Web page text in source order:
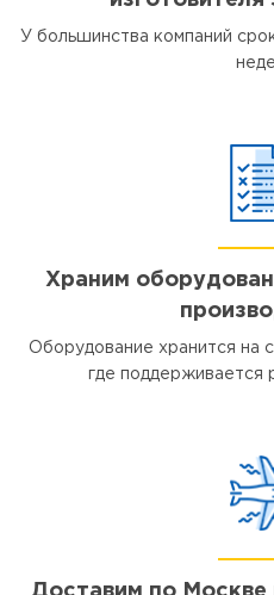
У большинства компаний
Храним
Оборудование хранится на
где поддерживается
Доставим по